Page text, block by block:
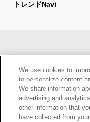
トレンドnavi
情報セキュリティ基本方針
ウェブアクセシビリティ方針
We use cookies to
to personalize content
We share information
advertising and
other information that
have collected from